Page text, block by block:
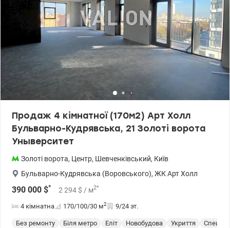
Продаж 4 кімнатної (170м2) Арт Холл
Бульварно-Кудрявська, 21 Золоті ворота
Уныверситет
Золоті ворота, Центр, Шевченківський, Київ
Бульварно-Кудрявська (Воровського), ЖК Арт Холл
390 000 $* 2 294 $ / м2*
4 кімнатна 170/100/30 м2 9/24 эт.
Без ремонту Біля метро Еліт Новобудова Укриття